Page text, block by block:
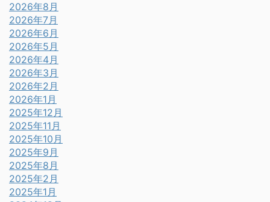
2026年8月
2026年7月
2026年6月
2026年5月
2026年4月
2026年3月
2026年2月
2026年1月
2025年12月
2025年11月
2025年10月
2025年9月
2025年8月
2025年2月
2025年1月